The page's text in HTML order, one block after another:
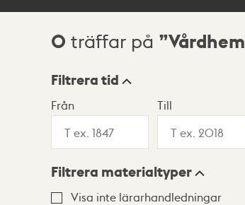
Sökresultat
0 träffar på Vårdhem
Visningsläge
Lista Karta
Filtrera tid
Från Till
Filtrera materialtyper
Visa inte lärarhandledningar